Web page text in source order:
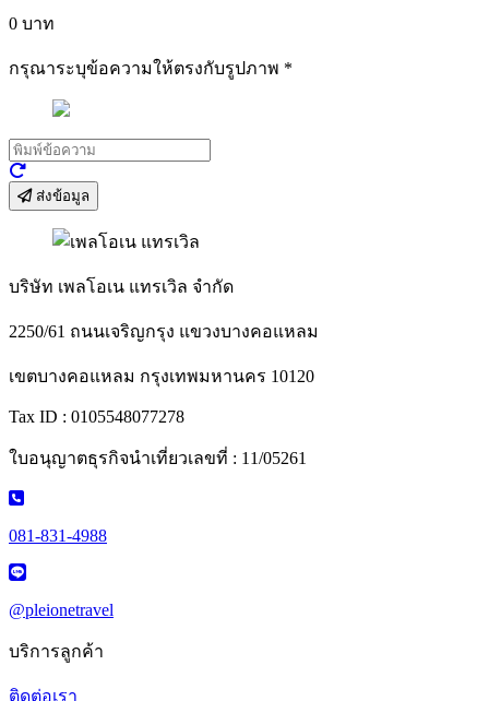
0 บาท
กรุณาระบุข้อความให้ตรงกับรูปภาพ *
ส่งข้อมูล
บริษัท เพลโอเน แทรเวิล จำกัด
2250/61 ถนนเจริญกรุง แขวงบางคอแหลม
เขตบางคอแหลม กรุงเทพมหานคร 10120
Tax ID : 0105548077278
ใบอนุญาตธุรกิจนำเที่ยวเลขที่ : 11/05261
081-831-4988
@pleionetravel
บริการลูกค้า
ติดต่อเรา